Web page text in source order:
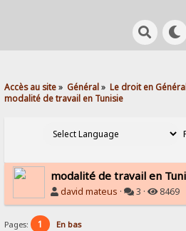
Accès au site» Général» Le droit en
modalité de travail en Tunisie
modalité de travail en
david mateus · 3 · 8469
Pages: 1 En bas